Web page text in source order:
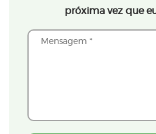
próxima vez que